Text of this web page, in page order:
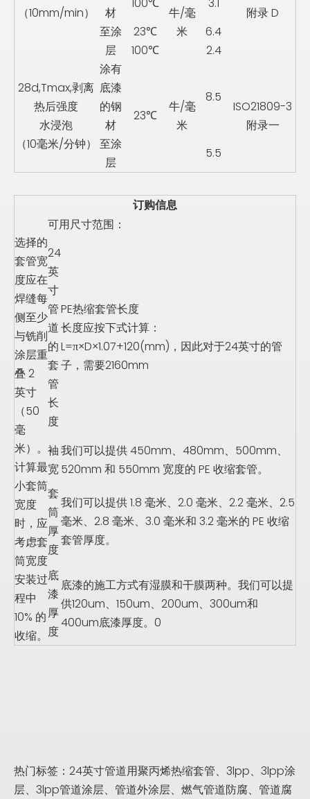
（10mm/min）
材
牛/毫
米
附录 D
至涂
层
23℃
6.4
100℃
2.4
28d,Tmax,剥离
热后强度
水浸泡
（10毫米/分钟）
涂有
底漆
的钢
材
23℃
牛/毫
米
8.5
ISO21809-3
附录一
至涂
层
5.5
订购信息
选择的
套管宽
度应在
焊缝每
侧至少
与铣削
涂层重
叠 2
英寸
（50
毫
米）。
计算最
小套筒
宽度
时，应
考虑套
筒宽度
安装过
程中
10% 的
收缩。
可用尺寸范围：
24
英
寸
管
道
的
套
管
长
度
PE热缩套管长度
长度应按下式计算：
L=π×D×1.07+120(mm)，因此对于24英寸的管
子，需要2160mm
袖
宽
我们可以提供 450mm、480mm、500mm、
520mm 和 550mm 宽度的 PE 收缩套管。
套
筒
厚
度
我们可以提供 1.8 毫米、2.0 毫米、2.2 毫米、2.5
毫米、2.8 毫米、3.0 毫米和 3.2 毫米的 PE 收缩
套管厚度。
底
漆
厚
度
底漆的施工方式有湿膜和干膜两种。我们可以提
供120um、150um、200um、300um和
400um底漆厚度。0
热门标签：24英寸管道用聚丙烯热缩套管、3lpp、3lpp涂
层、3lpp管道涂层、管道外涂层、燃气管道防腐、管道腐